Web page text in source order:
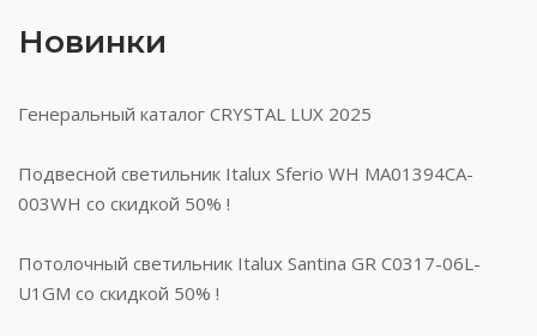
Новинки
Генеральный каталог CRYSTAL LUX 2025
Подвесной светильник Italux Sferio WH MA01394CA-
003WH со скидкой 50% !
Потолочный светильник Italux Santina GR C0317-06L-
U1GM со скидкой 50% !